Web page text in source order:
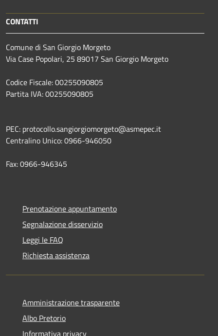
CONTATTI
Comune di San Giorgio Morgeto
Via Case Popolari, 25 89017 San Giorgio Morgeto
Codice Fiscale: 00255090805
Partita IVA: 00255090805
PEC: protocollo.sangiorgiomorgeto@asmepec.it
Centralino Unico: 0966-946050
Fax: 0966-946345
Prenotazione appuntamento
Segnalazione disservizio
Leggi le FAQ
Richiesta assistenza
Amministrazione trasparente
Albo Pretorio
Informativa privacy